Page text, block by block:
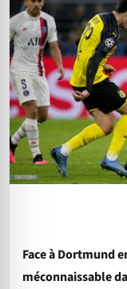
Face à Dortmund
méconnaissable